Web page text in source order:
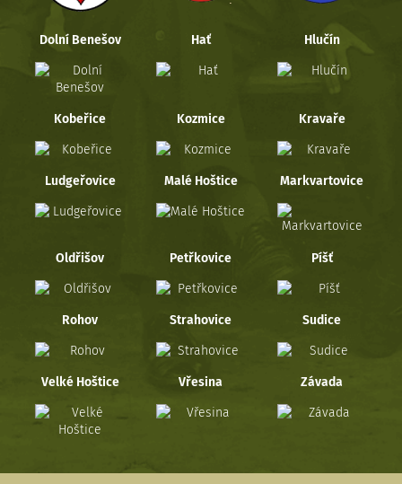
Dolní Benešov Hať Hlučín
Kobeřice Kozmice Kravaře
Ludgeřovice Malé Hoštice Markvartovice
Oldřišov Petřkovice Píšť
Rohov Strahovice Sudice
Velké Hoštice Vřesina Závada